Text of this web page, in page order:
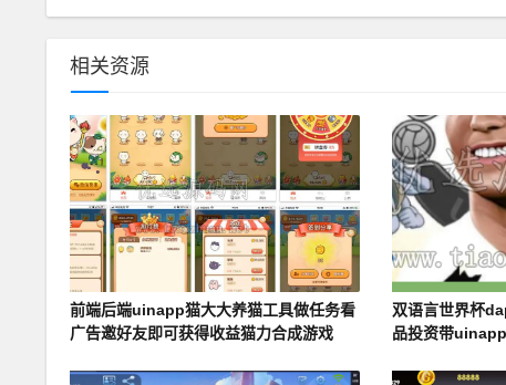
相关资源
前端后端uinapp猫大大养猫工具做任务看
广告邀好友即可获得收益猫力合成游戏
双语言世界杯
品投资带